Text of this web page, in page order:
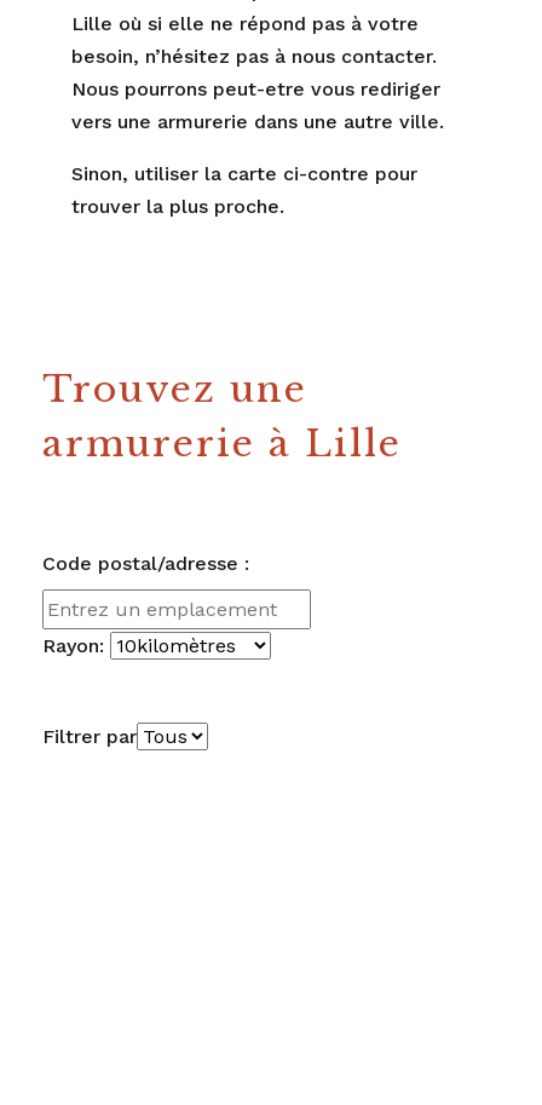
Lille où si elle ne répond pas à votre
besoin, n’hésitez pas à nous contacter.
Nous pourrons peut-etre vous rediriger
vers une armurerie dans une autre ville.
Sinon, utiliser la carte ci-contre pour
trouver la plus proche.
Trouvez une
armurerie à Lille
Code postal/adresse :
Rayon:
Filtrer par